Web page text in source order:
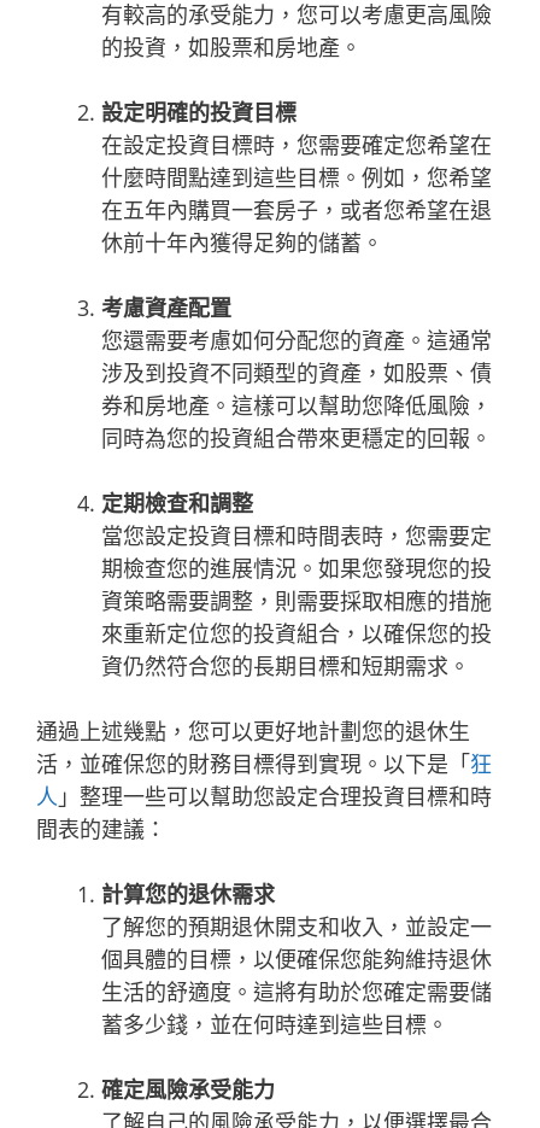
有較高的承受能力，您可以考慮更高風險
的投資，如股票和房地產。
設定明確的投資目標
在設定投資目標時，您需要確定您希望在
什麼時間點達到這些目標。例如，您希望
在五年內購買一套房子，或者您希望在退
休前十年內獲得足夠的儲蓄。
考慮資產配置
您還需要考慮如何分配您的資產。這通常
涉及到投資不同類型的資產，如股票、債
券和房地產。這樣可以幫助您降低風險，
同時為您的投資組合帶來更穩定的回報。
定期檢查和調整
當您設定投資目標和時間表時，您需要定
期檢查您的進展情況。如果您發現您的投
資策略需要調整，則需要採取相應的措施
來重新定位您的投資組合，以確保您的投
資仍然符合您的長期目標和短期需求。
通過上述幾點，您可以更好地計劃您的退休生
活，並確保您的財務目標得到實現。以下是「狂
人 」整理一些可以幫助您設定合理投資目標和時
間表的建議：
計算您的退休需求
了解您的預期退休開支和收入，並設定一
個具體的目標，以便確保您能夠維持退休
生活的舒適度。這將有助於您確定需要儲
蓄多少錢，並在何時達到這些目標。
確定風險承受能力